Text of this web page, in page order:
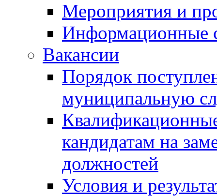
Мероприятия и
Информационные
Вакансии
Порядок
муниципальную
кандидатам на
должностей
Условия и